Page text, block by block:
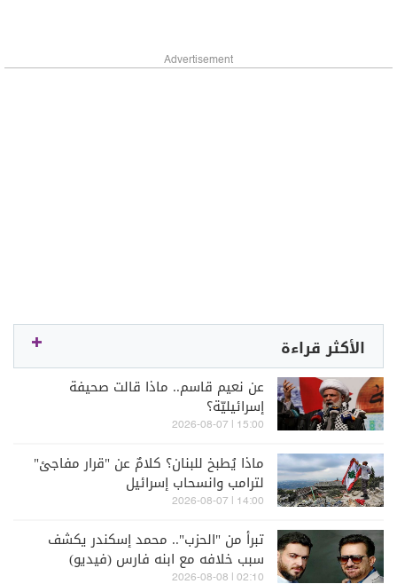
Advertisement
الأكثر قراءة
عن نعيم قاسم.. ماذا قالت صحيفة
إسرائيليّة؟
15:00 | 2026-08-07
ماذا يُطبخ للبنان؟ كلامٌ عن "قرار مفاجئ"
لترامب وانسحاب إسرائيل
14:00 | 2026-08-07
تبرأ من "الحزب".. محمد إسكندر يكشف
سبب خلافه مع ابنه فارس (فيديو)
02:10 | 2026-08-08